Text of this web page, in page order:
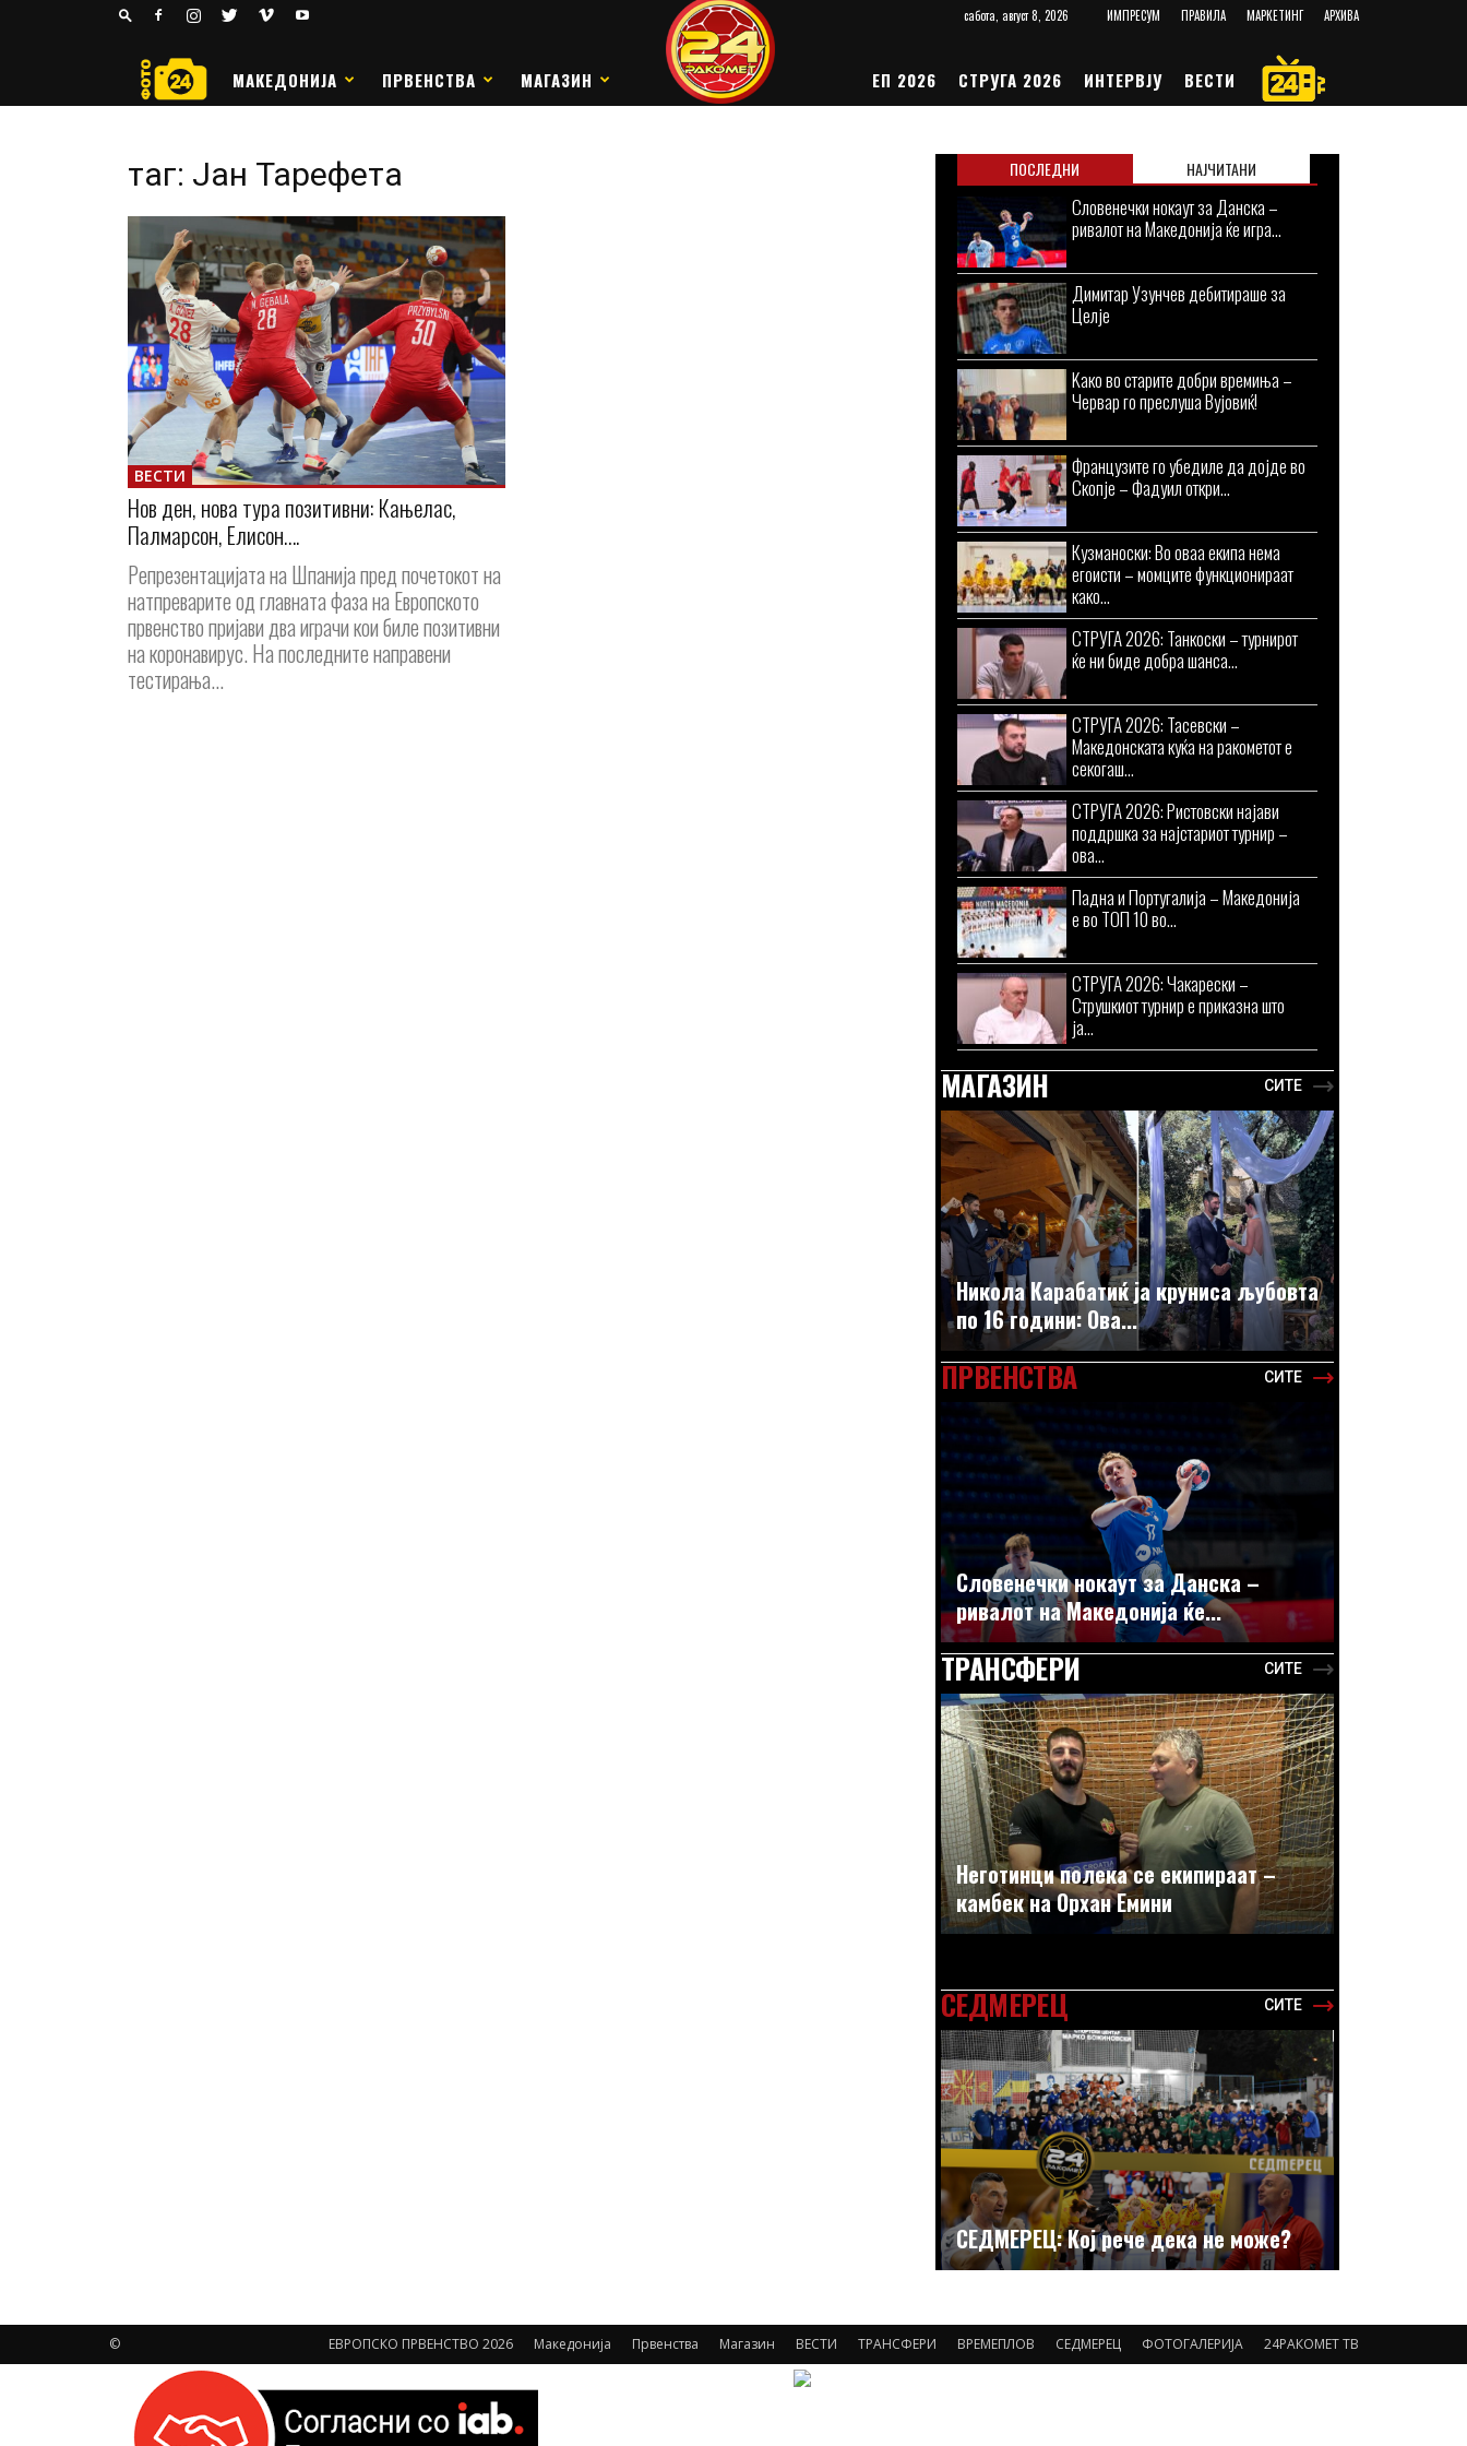
сабота, август 8, 2026 ИМПРЕСУМ ПРАВИЛА МАРКЕТИНГ АРХИВА
РАКОМЕТ
МАКЕДОНИЈА ПРВЕНСТВА МАГАЗИН ЕП 2026 СТРУГА 2026 ИНТЕРВЈУ ВЕСТИ
таг: Јан Тарефета
ВЕСТИ
Нов ден, нова тура позитивни: Кањелас,
Палмарсон, Елисон….
Репрезентацијата на Шпанија пред почетокот на
натпреварите од главната фаза на Европското
првенство пријави два играчи кои биле позитивни
на коронавирус. На последните направени
тестирања...
ПОСЛЕДНИ НАЈЧИТАНИ
Словенечки нокаут за Данска –
ривалот на Македонија ќе игра...
Димитар Узунчев дебитираше за
Целје
Kaко во старите добри времиња –
Червар го преслуша Вујовиќ!
Французите го убедиле да дојде во
Скопје – Фадуил откри...
Кузманоски: Во оваа екипа нема
егоисти – момците функционираат
како...
СТРУГА 2026: Танкоски – турнирот
ќе ни биде добра шанса...
СТРУГА 2026: Тасевски –
Македонската куќа на ракометот е
секогаш...
СТРУГА 2026: Ристовски најави
поддршка за најстариот турнир –
ова...
Падна и Португалија – Македонија
е во ТОП 10 во...
СТРУГА 2026: Чакарески –
Струшкиот турнир е приказна што
ја...
МАГАЗИН СИТЕ
Никола Карабатиќ ја круниса љубовта
по 16 години: Ова...
ПРВЕНСТВА СИТЕ
Словенечки нокаут за Данска –
ривалот на Македонија ќе...
ТРАНСФЕРИ СИТЕ
Неготинци полека се екипираат –
камбек на Орхан Емини
СЕДМЕРЕЦ СИТЕ
СЕДМЕРЕЦ: Кој рече дека не може?
ЕВРОПСКО ПРВЕНСТВО 2026 Македонија Првенства Магазин ВЕСТИ ТРАНСФЕРИ ВРЕМЕПЛОВ СЕДМЕРЕЦ ФОТОГАЛЕРИЈА 24РАКОМЕТ ТВ
©